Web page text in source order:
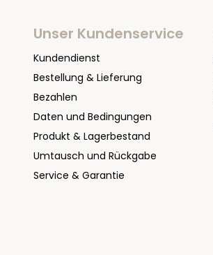
Unser Kundenservice
Kundendienst
Bestellung & Lieferung
Bezahlen
Daten und Bedingungen
Produkt & Lagerbestand
Umtausch und Rückgabe
Service & Garantie